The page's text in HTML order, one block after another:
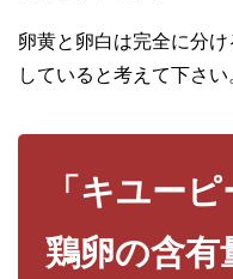
卵黄と卵白は完全に分
していると考えて下さい
「キユー
鶏卵の含有